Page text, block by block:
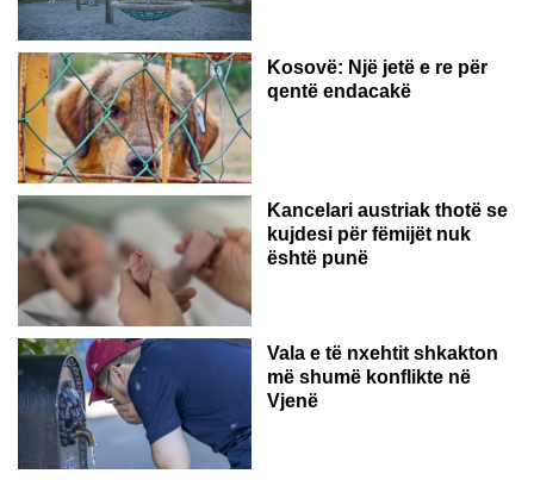
Kosovë: Një jetë e re për
qentë endacakë
Kancelari austriak thotë se
kujdesi për fëmijët nuk
është punë
Vala e të nxehtit shkakton
më shumë konflikte në
Vjenë